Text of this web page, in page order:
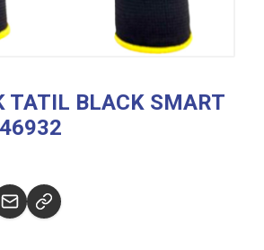
TATIL BLACK SMART